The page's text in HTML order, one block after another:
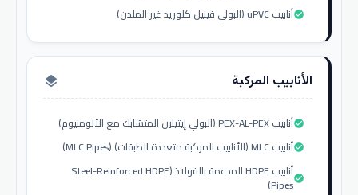
أنابيب uPVC (البولي فينيل كلوريد غير الملدن)check_circle
الأنابيب المركبة layers
أنابيب PEX-AL-PEX (البولي إيثيلين المتشابك مع الألومنيوم)check_circle
أنابيب MLC (الأنابيب المركبة متعددة الطبقات) (MLC Pipes)check_circle
أنابيب HDPE المدعمة بالفولاذ (Steel-Reinforced HDPE
Pipes)check_circle